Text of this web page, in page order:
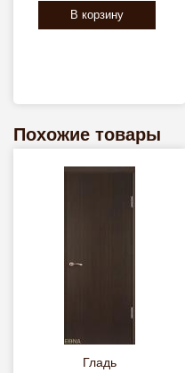
В корзину
Похожие товары
Гладь